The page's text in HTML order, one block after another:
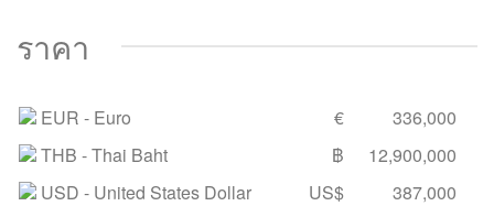
ราคา
EUR - Euro €
336,000
THB - Thai Baht ฿
12,900,000
USD - United States Dollar US$
387,000